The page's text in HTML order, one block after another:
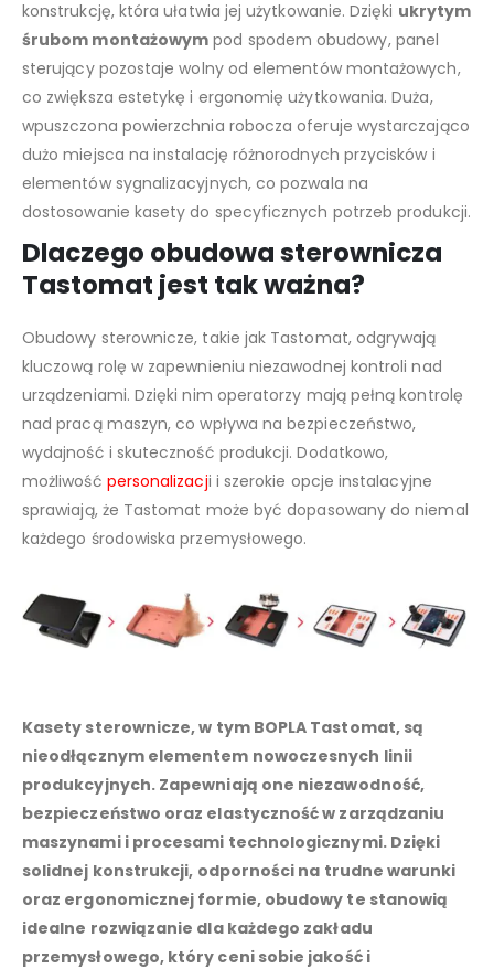
konstrukcję, która ułatwia jej użytkowanie. Dzięki ukrytym
śrubom montażowym pod spodem obudowy, panel
sterujący pozostaje wolny od elementów montażowych,
co zwiększa estetykę i ergonomię użytkowania. Duża,
wpuszczona powierzchnia robocza oferuje wystarczająco
dużo miejsca na instalację różnorodnych przycisków i
elementów sygnalizacyjnych, co pozwala na
dostosowanie kasety do specyficznych potrzeb produkcji.
Dlaczego obudowa sterownicza
Tastomat jest tak ważna?
Obudowy sterownicze, takie jak Tastomat, odgrywają
kluczową rolę w zapewnieniu niezawodnej kontroli nad
urządzeniami. Dzięki nim operatorzy mają pełną kontrolę
nad pracą maszyn, co wpływa na bezpieczeństwo,
wydajność i skuteczność produkcji. Dodatkowo,
możliwość personalizacji i szerokie opcje instalacyjne
sprawiają, że Tastomat może być dopasowany do niemal
każdego środowiska przemysłowego.
Kasety sterownicze, w tym BOPLA Tastomat, są
nieodłącznym elementem nowoczesnych linii
produkcyjnych. Zapewniają one niezawodność,
bezpieczeństwo oraz elastyczność w zarządzaniu
maszynami i procesami technologicznymi. Dzięki
solidnej konstrukcji, odporności na trudne warunki
oraz ergonomicznej formie, obudowy te stanowią
idealne rozwiązanie dla każdego zakładu
przemysłowego, który ceni sobie jakość i